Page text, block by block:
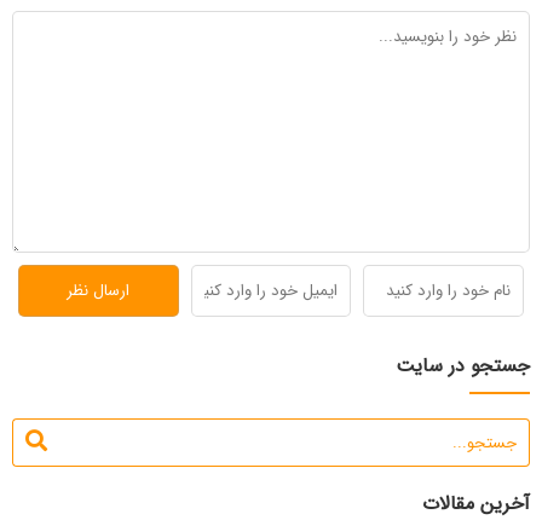
جستجو در سایت
آخرین مقالات